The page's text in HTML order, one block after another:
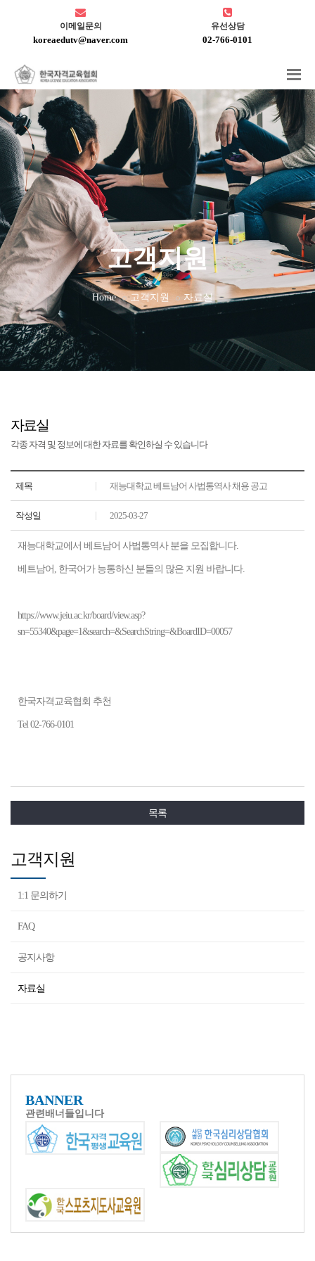
이메일문의
koreaedutv@naver.com
유선상담
02-766-0101
고객지원
Home 고객지원 자료실
자료실
각종 자격 및 정보에 대한 자료를 확인하실 수 있습니다
제목 재능대학교 베트남어 사법통역사 채용 공고
작성일 2025-03-27
재능대학교에서 베트남어 사법통역사 분을 모집합니다.
베트남어, 한국어가 능통하신 분들의 많은 지원 바랍니다.
https://www.jeiu.ac.kr/board/view.asp?
sn=55340&page=1&search=&SearchString=&BoardID=00057
한국자격교육협회 추천
Tel 02-766-0101
목록
고객지원
1:1 문의하기
FAQ
공지사항
자료실
BANNER
관련배너들입니다